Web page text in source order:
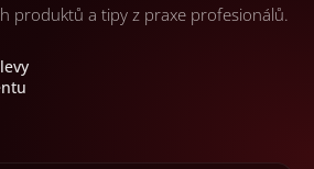
produktů a tipy z praxe profesionálů.